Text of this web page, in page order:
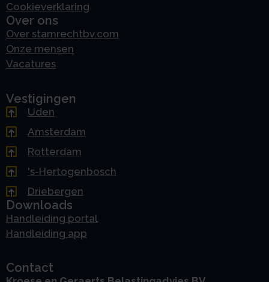
Cookieverklaring
Over ons
Over stamrechtbv.com
Onze mensen
Vacatures
Vestigingen
Uden
Amsterdam
Rotterdam
's-Hertogenbosch
Driebergen
Downloads
Handleiding portal
Handleiding app
Contact